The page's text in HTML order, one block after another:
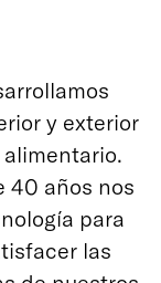
y exterior
40 años nos
para
las